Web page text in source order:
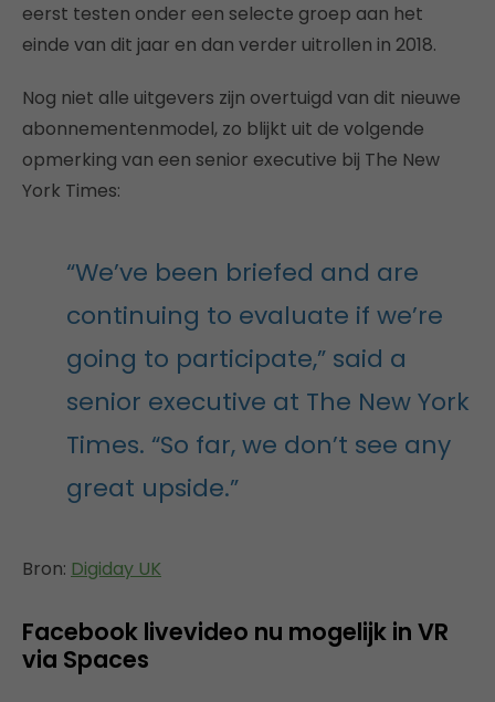
eerst testen onder een selecte groep aan het
einde van dit jaar en dan verder uitrollen in 2018.
Nog niet alle uitgevers zijn overtuigd van dit nieuwe
abonnementenmodel, zo blijkt uit de volgende
opmerking van een senior executive bij The New
York Times:
“We’ve been briefed and are
continuing to evaluate if we’re
going to participate,” said a
senior executive at The New York
Times. “So far, we don’t see any
great upside.”
Bron: Digiday UK
Facebook livevideo nu mogelijk in VR
via Spaces